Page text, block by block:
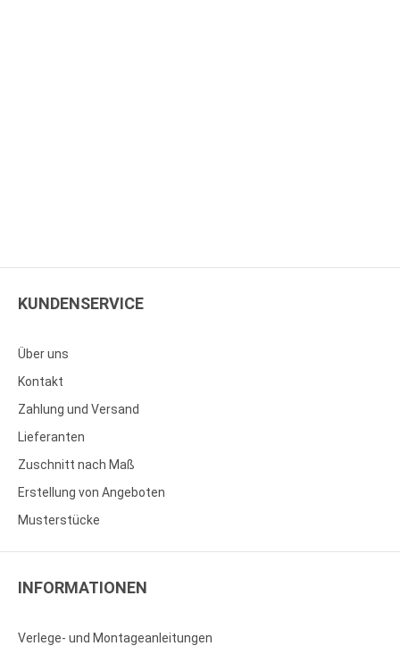
KUNDENSERVICE
Über uns
Kontakt
Zahlung und Versand
Lieferanten
Zuschnitt nach Maß
Erstellung von Angeboten
Musterstücke
INFORMATIONEN
Verlege- und Montageanleitungen